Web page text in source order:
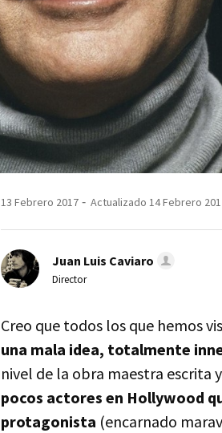
13 Febrero 2017 Actualizado 14 Febrero
Juan Luis Caviaro
Director
Creo que todos los que hemos
una mala idea, totalmente
nivel de la obra maestra escrita
pocos actores en Hollywood
protagonista (encarnado